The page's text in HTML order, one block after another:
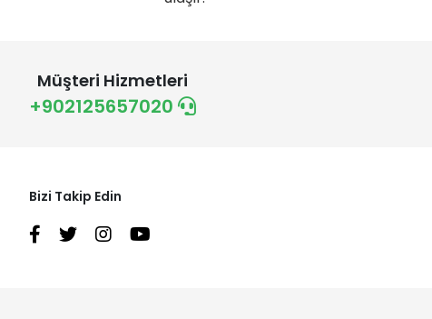
Müşteri Hizmetleri
+902125657020
Bizi Takip Edin